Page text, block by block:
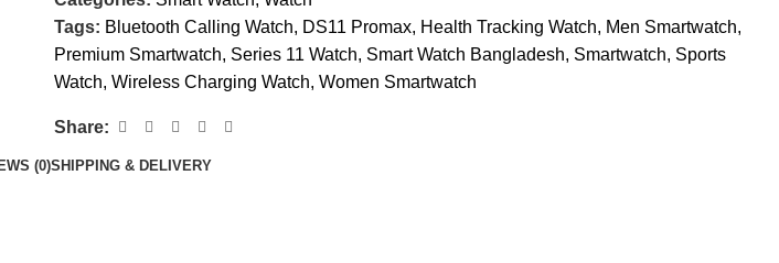
Tags: Bluetooth Calling Watch, DS11 Promax, Health Tracking Watch, Men Smartwatch,
Premium Smartwatch, Series 11 Watch, Smart Watch Bangladesh, Smartwatch, Sports
Watch, Wireless Charging Watch, Women Smartwatch
Share:
(0)SHIPPING & DELIVERY